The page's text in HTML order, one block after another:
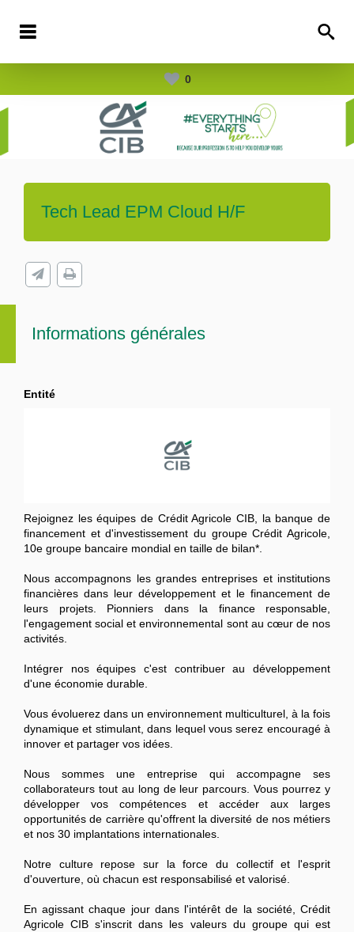
0
Tech Lead EPM Cloud H/F
Informations générales
Entité
Rejoignez les équipes de Crédit Agricole CIB, la banque de
financement et d'investissement du groupe Crédit Agricole,
10e groupe bancaire mondial en taille de bilan*.
Nous accompagnons les grandes entreprises et institutions
financières dans leur développement et le financement de
leurs projets. Pionniers dans la finance responsable,
l'engagement social et environnemental sont au cœur de nos
activités.
Intégrer nos équipes c'est contribuer au développement
d'une économie durable.
Vous évoluerez dans un environnement multiculturel, à la fois
dynamique et stimulant, dans lequel vous serez encouragé à
innover et partager vos idées.
Nous sommes une entreprise qui accompagne ses
collaborateurs tout au long de leur parcours. Vous pourrez y
développer vos compétences et accéder aux larges
opportunités de carrière qu'offrent la diversité de nos métiers
et nos 30 implantations internationales.
Notre culture repose sur la force du collectif et l'esprit
d'ouverture, où chacun est responsabilisé et valorisé.
En agissant chaque jour dans l'intérêt de la société, Crédit
Agricole CIB s'inscrit dans les valeurs du groupe qui est